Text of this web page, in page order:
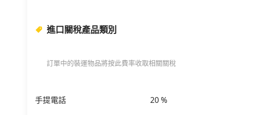
進口關稅產品類別
訂單中的裝運物品將按此費率收取相關關稅
手提電話 20%